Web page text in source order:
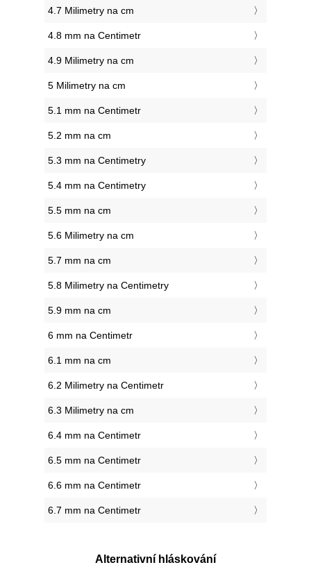
4.7 Milimetry na cm
4.8 mm na Centimetr
4.9 Milimetry na cm
5 Milimetry na cm
5.1 mm na Centimetr
5.2 mm na cm
5.3 mm na Centimetry
5.4 mm na Centimetry
5.5 mm na cm
5.6 Milimetry na cm
5.7 mm na cm
5.8 Milimetry na Centimetry
5.9 mm na cm
6 mm na Centimetr
6.1 mm na cm
6.2 Milimetry na Centimetr
6.3 Milimetry na cm
6.4 mm na Centimetr
6.5 mm na Centimetr
6.6 mm na Centimetr
6.7 mm na Centimetr
Alternativní hláskování